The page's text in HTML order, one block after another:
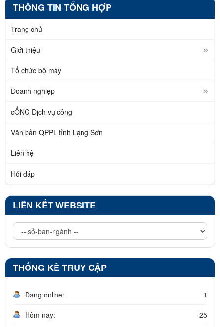
THÔNG TIN TỔNG HỢP
Trang chủ
Giới thiệu
Tổ chức bộ máy
Doanh nghiệp
cỔNG Dịch vụ công
Văn bản QPPL tỉnh Lạng Sơn
Liên hệ
Hỏi đáp
LIÊN KẾT WEBSITE
THỐNG KÊ TRUY CẬP
Đang online: 1
Hôm nay: 25